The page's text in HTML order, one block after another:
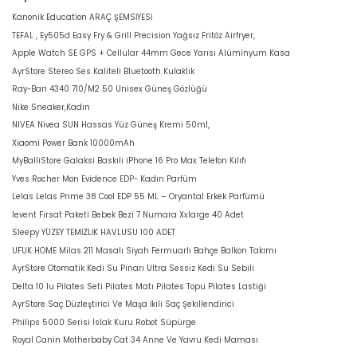
Kanonik Education ARAÇ ŞEMSİYESİ
TEFAL , Ey505d Easy Fry & Grill Precision Yağsız Fritöz Airfryer,
Apple Watch SE GPS + Cellular 44mm Gece Yarısı Alüminyum Kasa
AyrStore Stereo Ses Kaliteli Bluetooth Kulaklık
Ray-Ban 4340 710/M2 50 Unisex Güneş Gözlüğü
Nike Sneaker,Kadın
NIVEA Nivea SUN Hassas Yüz Güneş Kremi 50ml,
Xiaomi Power Bank 10000mAh
MyBalliStore Galaksi Baskılı iPhone 16 Pro Max Telefon Kılıfı
Yves Rocher Mon Evidence EDP- Kadın Parfüm
Lelas Lelas Prime 38 Cool EDP 55 ML – Oryantal Erkek Parfümü
levent Fırsat Paketi Bebek Bezi 7 Numara Xxlarge 40 Adet
Sleepy YÜZEY TEMİZLİK HAVLUSU 100 ADET
UFUK HOME Milas 211 Masalı Siyah Fermuarlı Bahçe Balkon Takımı
AyrStore Otomatik Kedi Su Pınarı Ultra Sessiz Kedi Su Sebili
Delta 10 lu Pilates Seti Pilates Matı Pilates Topu Pilates Lastiği
AyrStore Saç Düzleştirici Ve Maşa İkili Saç Şekillendirici
Philips 5000 Serisi Islak Kuru Robot Süpürge
Royal Canin Motherbaby Cat 34 Anne Ve Yavru Kedi Maması